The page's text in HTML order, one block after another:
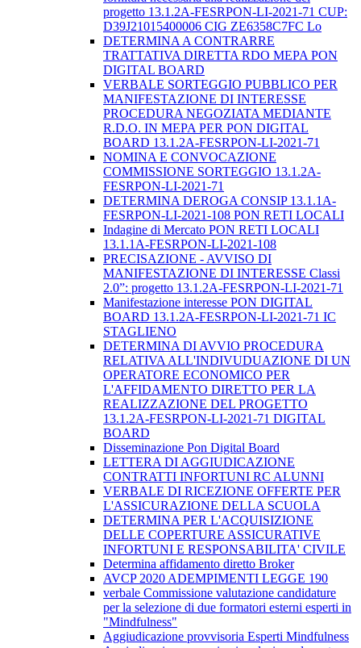
progetto 13.1.2A-FESRPON-LI-2021-71 CUP:
D39J21015400006 CIG ZE6358C7FC Lo
DETERMINA A CONTRARRE
TRATTATIVA DIRETTA RDO MEPA PON
DIGITAL BOARD
VERBALE SORTEGGIO PUBBLICO PER
MANIFESTAZIONE DI INTERESSE
PROCEDURA NEGOZIATA MEDIANTE
R.D.O. IN MEPA PER PON DIGITAL
BOARD 13.1.2A-FESRPON-LI-2021-71
NOMINA E CONVOCAZIONE
COMMISSIONE SORTEGGIO 13.1.2A-
FESRPON-LI-2021-71
DETERMINA DEROGA CONSIP 13.1.1A-
FESRPON-LI-2021-108 PON RETI LOCALI
Indagine di Mercato PON RETI LOCALI
13.1.1A-FESRPON-LI-2021-108
PRECISAZIONE - AVVISO DI
MANIFESTAZIONE DI INTERESSE Classi
2.0”: progetto 13.1.2A-FESRPON-LI-2021-71
Manifestazione interesse PON DIGITAL
BOARD 13.1.2A-FESRPON-LI-2021-71 IC
STAGLIENO
DETERMINA DI AVVIO PROCEDURA
RELATIVA ALL'INDIVUDUAZIONE DI UN
OPERATORE ECONOMICO PER
L'AFFIDAMENTO DIRETTO PER LA
REALIZZAZIONE DEL PROGETTO
13.1.2A-FESRPON-LI-2021-71 DIGITAL
BOARD
Disseminazione Pon Digital Board
LETTERA DI AGGIUDICAZIONE
CONTRATTI INFORTUNI RC ALUNNI
VERBALE DI RICEZIONE OFFERTE PER
L'ASSICURAZIONE DELLA SCUOLA
DETERMINA PER L'ACQUISIZIONE
DELLE COPERTURE ASSICURATIVE
INFORTUNI E RESPONSABILITA' CIVILE
Determina affidamento diretto Broker
AVCP 2020 ADEMPIMENTI LEGGE 190
verbale Commissione valutazione candidature
per la selezione di due formatori esterni esperti in
"Mindfulness"
Aggiudicazione provvisoria Esperti Mindfulness